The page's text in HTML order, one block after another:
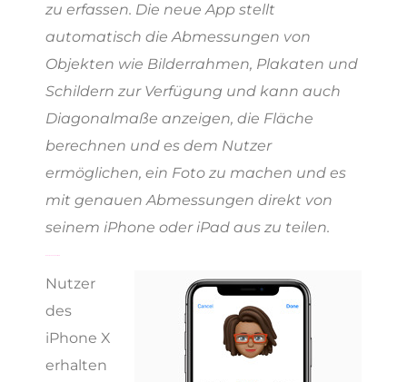
zu erfassen. Die neue App stellt
automatisch die Abmessungen von
Objekten wie Bilderrahmen, Plakaten und
Schildern zur Verfügung und kann auch
Diagonalmaße anzeigen, die Fläche
berechnen und es dem Nutzer
ermöglichen, ein Foto zu machen und es
mit genauen Abmessungen direkt von
seinem iPhone oder iPad aus zu teilen.
Nutzer
des
iPhone X
erhalten